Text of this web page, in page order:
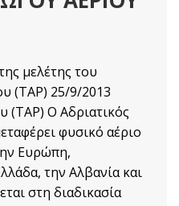
μελέτης του
(TAP) 25/9/2013
(TAP) Ο Αδριατικός
φυσικό αέριο
Ευρώπη,
την Αλβανία και
στη διαδικασία